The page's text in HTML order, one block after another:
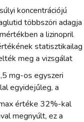
koncentrációjú
többszöri adagja
a lizinopril
statisztikailag
meg a vizsgálat
mg-os egyszeri
egyidejűleg, a
értéke 32%-kal
megnyúlt, ez a